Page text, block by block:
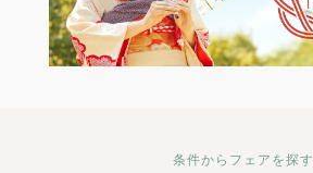
条件からフェアを探す